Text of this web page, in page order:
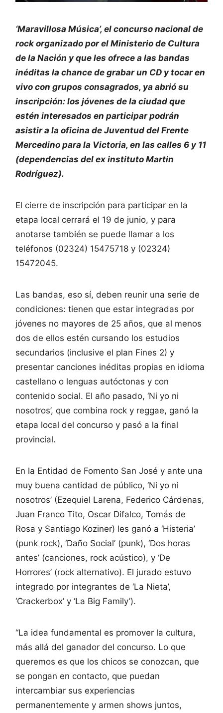
‘Maravillosa Música’, el concurso nacional de
rock organizado por el Ministerio de Cultura
de la Nación y que les ofrece a las bandas
inéditas la chance de grabar un CD y tocar en
vivo con grupos consagrados, ya abrió su
inscripción: los jóvenes de la ciudad que
estén interesados en participar podrán
asistir a la oficina de Juventud del Frente
Mercedino para la Victoria, en las calles 6 y 11
(dependencias del ex instituto Martin
Rodríguez).
El cierre de inscripción para participar en la
etapa local cerrará el 19 de junio, y para
anotarse también se puede llamar a los
teléfonos (02324) 15475718 y (02324)
15472045.
Las bandas, eso sí, deben reunir una serie de
condiciones: tienen que estar integradas por
jóvenes no mayores de 25 años, que al menos
dos de ellos estén cursando los estudios
secundarios (inclusive el plan Fines 2) y
presentar canciones inéditas propias en idioma
castellano o lenguas autóctonas y con
contenido social. El año pasado, ‘Ni yo ni
nosotros’, que combina rock y reggae, ganó la
etapa local del concurso y pasó a la final
provincial.
En la Entidad de Fomento San José y ante una
muy buena cantidad de público, ‘Ni yo ni
nosotros’ (Ezequiel Larena, Federico Cárdenas,
Juan Franco Tito, Oscar Difalco, Tomás de
Rosa y Santiago Koziner) les ganó a ‘Histeria’
(punk rock), ‘Daño Social’ (punk), ‘Dos horas
antes’ (canciones, rock acústico), y ‘De
Horrores’ (rock alternativo). El jurado estuvo
integrado por integrantes de ‘La Nieta’,
‘Crackerbox’ y ‘La Big Family’).
“La idea fundamental es promover la cultura,
más allá del ganador del concurso. Lo que
queremos es que los chicos se conozcan, que
se pongan en contacto, que puedan
intercambiar sus experiencias
permanentemente y armen shows juntos,